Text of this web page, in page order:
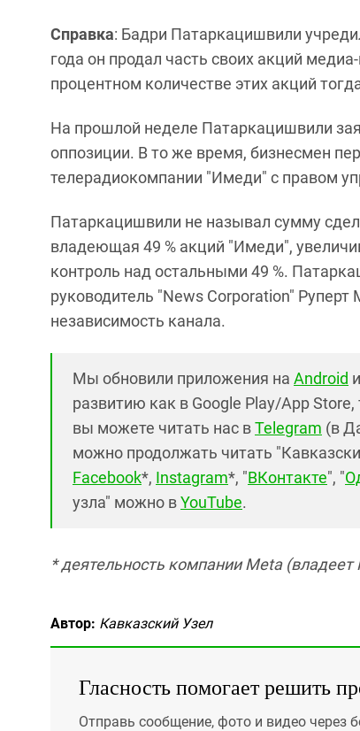
Справка: Бадри Патаркацишвили
года он продал часть своих акций
процентном количестве этих акций
На прошлой неделе Патаркацишвили
оппозиции. В то же время, бизнесмен
телерадиокомпании "Имеди" с правом
Патаркацишвили не называл сумму
владеющая 49 % акций "Имеди",
контроль над остальными 49 %.
руководитель "News Corporation"
независимость канала.
Мы обновили приложения на Android и
развитию как в Google Play/App
вы можете читать нас вTelegram (в
можно продолжать читать
Facebook*, Instagram*, "ВКонтакте", "
узла" можно вYouTube.
* деятельность компании Meta
Автор: Кавказский Узел
Гласность помогает решить
Отправь сообщение, фото и видео через